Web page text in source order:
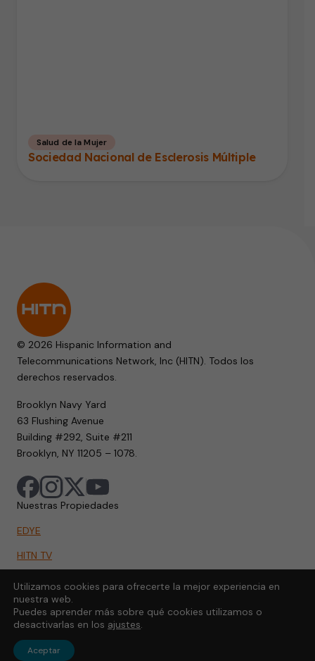
Salud de la Mujer
Sociedad Nacional de Esclerosis Múltiple
© 2026 Hispanic Information and
Telecommunications Network, Inc (HITN). Todos los
derechos reservados.
Brooklyn Navy Yard
63 Flushing Avenue
Building #292, Suite #211
Brooklyn, NY 11205 – 1078.
Nuestras Propiedades
EDYE
HITN TV
HITN.ORG
HITN GO
Utilizamos cookies para ofrecerte la mejor experiencia en
nuestra web.
Puedes aprender más sobre qué cookies utilizamos o
desactivarlas en los ajustes.
Aceptar